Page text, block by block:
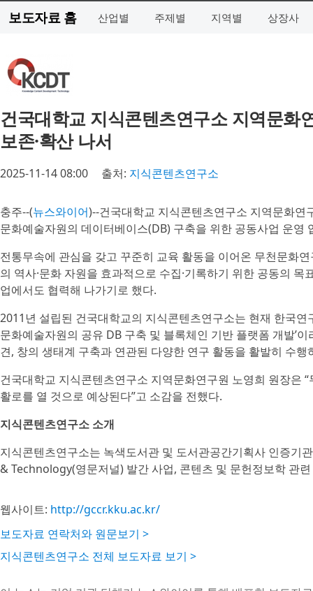
보도자료 홈 산업별 주제별 지역별 상장사
건국대학교 지식콘텐츠연구소 지역문화
보존·확산 나서
2025-11-14 08:00 출처: 지식콘텐츠연구소
충주--(뉴스와이어)--건국대학교 지식콘텐츠연구소 지역문화
문화예술자원의 데이터베이스(DB) 구축을 위한 공동사업 운영
전통무속에 관심을 갖고 꾸준히 교육 활동을 이어온 무천문화
의 역사·문화 자원을 효과적으로 수집·기록하기 위한 공동의
업에서도 협력해 나가기로 했다.
2011년 설립된 건국대학교의 지식콘텐츠연구소는 현재 한국
문화예술자원의 공유 DB 구축 및 블록체인 기반 플랫폼 개발’
견, 창의 생태계 구축과 연관된 다양한 연구 활동을 활발히 수행
건국대학교 지식콘텐츠연구소 지역문화연구원 노영희 원장은
활로를 열 것으로 예상된다”고 소감을 전했다.
지식콘텐츠연구소 소개
지식콘텐츠연구소는 녹색도서관 및 도서관공간기획사 인증
& Technology(영문저널) 발간 사업, 콘텐츠 및 문헌정보학 관
웹사이트: http://gccr.kku.ac.kr/
보도자료 연락처와 원문보기 >
지식콘텐츠연구소 전체 보도자료 보기 >